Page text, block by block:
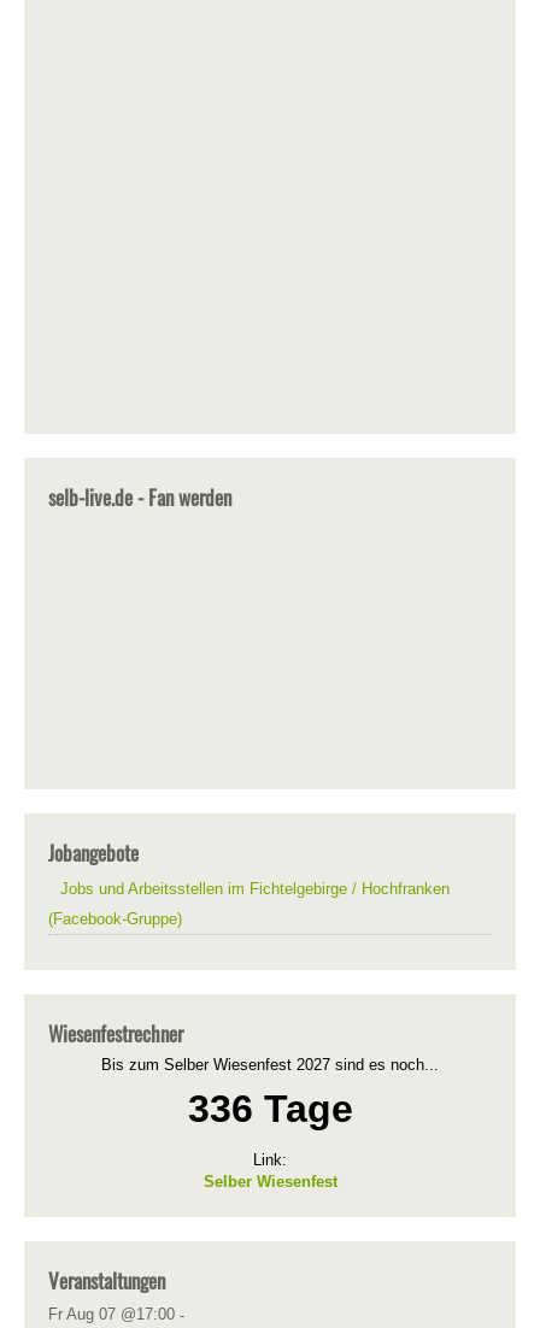
selb-live.de - Fan werden
Jobangebote
Jobs und Arbeitsstellen im Fichtelgebirge / Hochfranken
(Facebook-Gruppe)
Wiesenfestrechner
Bis zum Selber Wiesenfest 2027 sind es noch...
336 Tage
Link:
Selber Wiesenfest
Veranstaltungen
Fr Aug 07 @17:00 -